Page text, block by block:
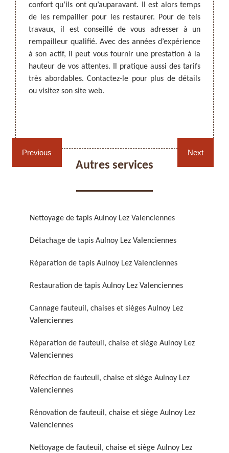
CANNAGE - RECOLLAGE, 59 NORD
Cannage fauteuil, chaises
Réparation de fauteuil,
Réfection de fauteuil,
chaise et siège 59
chaise et siège 59
Previous
Des
les
le
des
de
!
confort qu’ils ont qu’auparavant. Il est alors temps
de les rempailler pour les restaurer. Pour de tels
travaux, il est conseillé de vous adresser à un
rempailleur qualifié. Avec des années d’expérience
à son actif, il peut vous fournir une prestation à la
hauteur de vos attentes. Il pratique aussi des tarifs
très abordables. Contactez-le pour plus de détails
ou visitez son site web.
sont
vous
Pour
Next
Autres services
Nettoyage de tapis Aulnoy Lez Valenciennes
Détachage de tapis Aulnoy Lez Valenciennes
Réparation de tapis Aulnoy Lez Valenciennes
Restauration de tapis Aulnoy Lez Valenciennes
Cannage fauteuil, chaises et sièges Aulnoy Lez
Valenciennes
Réparation de fauteuil, chaise et siège Aulnoy Lez
Valenciennes
Réfection de fauteuil, chaise et siège Aulnoy Lez
Valenciennes
Rénovation de fauteuil, chaise et siège Aulnoy Lez
Valenciennes
Nettoyage de fauteuil, chaise et siège Aulnoy Lez